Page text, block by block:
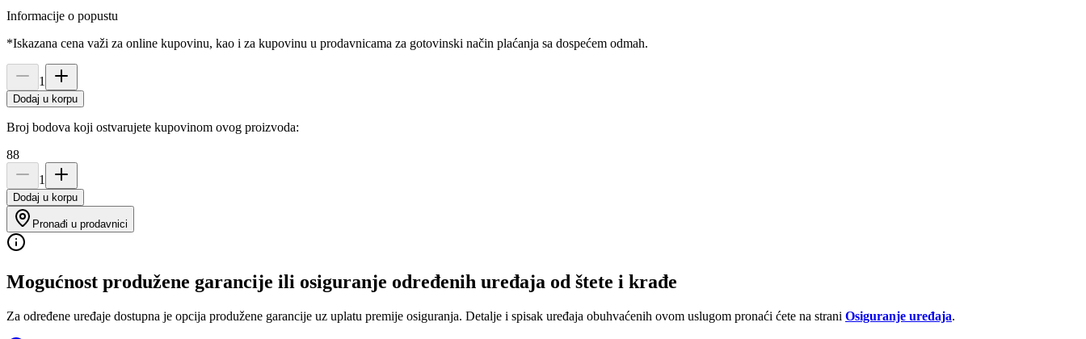
Informacije o popustu
*Iskazana cena važi za online kupovinu, kao i za kupovinu u prodavnicama za gotovinski način plaćanja sa dospećem odmah.
1
Dodaj u korpu
Broj bodova koji ostvarujete kupovinom ovog proizvoda:
88
1
Dodaj u korpu
Pronađi u prodavnici
Mogućnost produžene garancije ili osiguranje određenih uređaja od štete i krađe
Za određene uređaje dostupna je opcija produžene garancije uz uplatu premije osiguranja. Detalje i spisak uređaja obuhvaćenih ovom uslugom pronaći ćete na strani Osiguranje uređaja.